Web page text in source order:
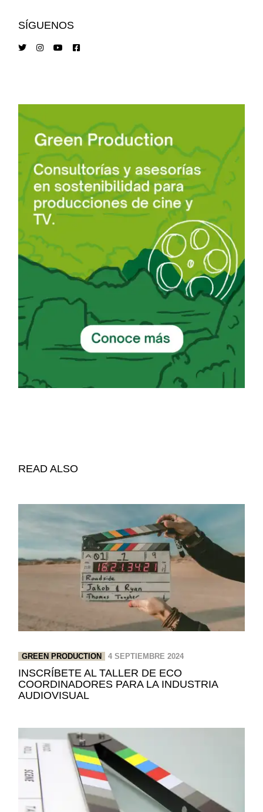
SÍGUENOS
READ ALSO
GREEN PRODUCTION 4 SEPTIEMBRE 2024
INSCRÍBETE AL TALLER DE ECO
COORDINADORES PARA LA INDUSTRIA
AUDIOVISUAL